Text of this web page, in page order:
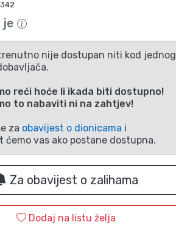
nije dostupan niti kod jednog
reći hoće li ikada biti dostupno!
to nabaviti ni na zahtjev!
za obavijest o dionicama i
ćemo vas ako postane dostupna.
Za obavijest o zalihama
Dodaj na listu želja